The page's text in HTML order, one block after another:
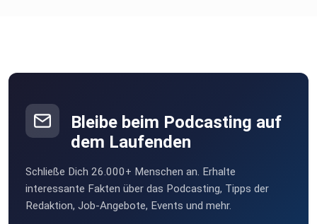
Bleibe beim Podcasting auf
dem Laufenden
Schließe Dich 26.000+ Menschen an. Erhalte
interessante Fakten über das Podcasting, Tipps der
Redaktion, Job-Angebote, Events und mehr.